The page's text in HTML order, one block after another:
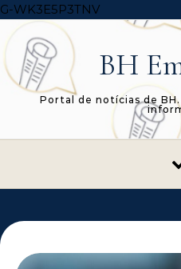
G-WK3E5P3TNVSkip to
BH
Portal de notícias de